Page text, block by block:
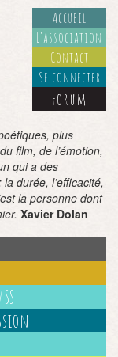
Accueil
L’association
Contact
Se connecter
Forum
plus
film, de l’émotion,
qui a des
durée, l’efficacité,
la personne dont
Xavier Dolan